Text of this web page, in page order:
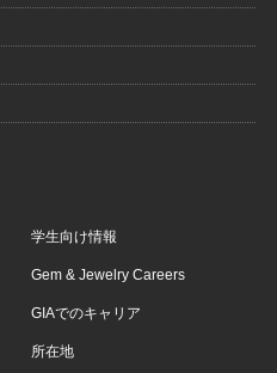
学生向け情報
Gem & Jewelry Careers
GIAでのキャリア
所在地